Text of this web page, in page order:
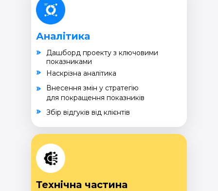
Аналітика
Дашборд проекту з ключовими
показниками
Внесення змін у стратегію
для покращення показників
Збір відгуків від клієнтів
Наскрізна аналітика
Технічна частина